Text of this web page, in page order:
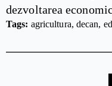
dezvoltarea
Tags: agricultura decan